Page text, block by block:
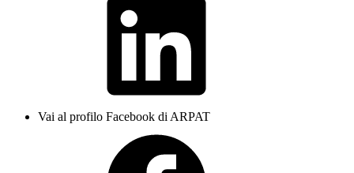
Vai al profilo Facebook di ARPAT